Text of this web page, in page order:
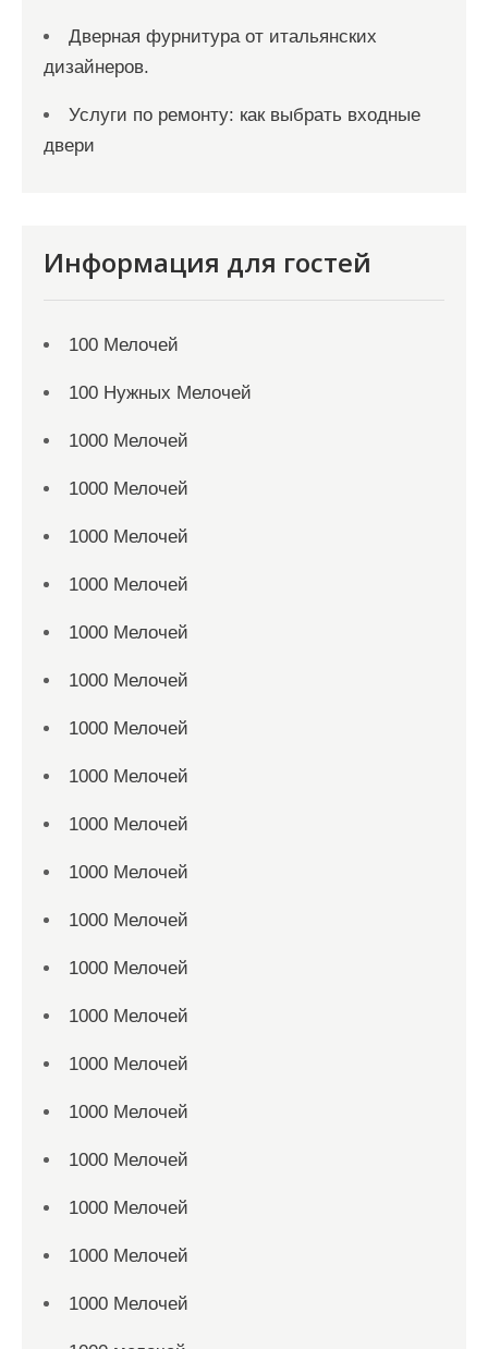
Дверная фурнитура от итальянских
дизайнеров.
Услуги по ремонту: как выбрать входные
двери
Информация для гостей
100 Мелочей
100 Нужных Мелочей
1000 Мелочей
1000 Мелочей
1000 Мелочей
1000 Мелочей
1000 Мелочей
1000 Мелочей
1000 Мелочей
1000 Мелочей
1000 Мелочей
1000 Мелочей
1000 Мелочей
1000 Мелочей
1000 Мелочей
1000 Мелочей
1000 Мелочей
1000 Мелочей
1000 Мелочей
1000 Мелочей
1000 Мелочей